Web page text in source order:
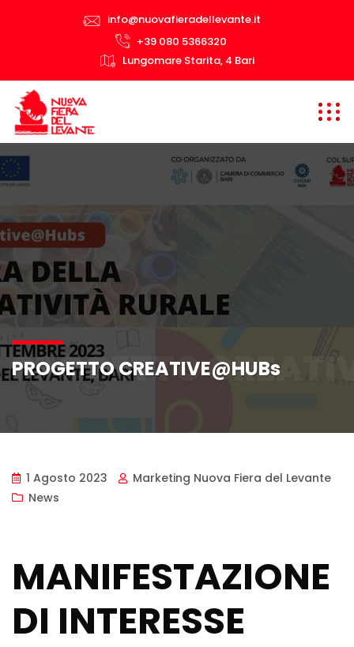
info@nuovafieradellevante.it
+39 080 5366320
Lungomare Starita, 4 Bari
PROGETTO CREATIVE@HUBs
PROGETTO
1 Agosto 2023
Marketing Nuova Fiera del Levante
News
MANIFESTAZIONE
DI INTERESSE